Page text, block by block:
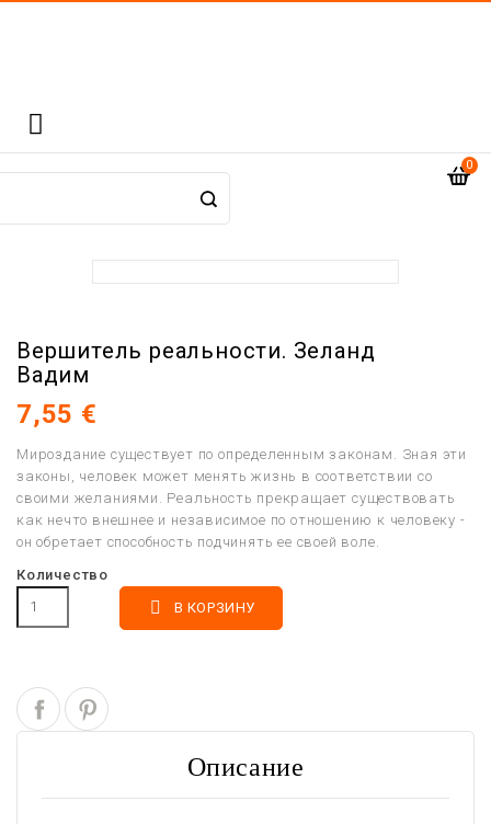

0
Вершитель реальности. Зеланд
Вадим
7,55 €
Мироздание существует по определенным законам. Зная эти
законы, человек может менять жизнь в соответствии со
своими желаниями. Реальность прекращает существовать
как нечто внешнее и независимое по отношению к человеку -
он обретает способность подчинять ее своей воле.
Количество
 В КОРЗИНУ
Описание